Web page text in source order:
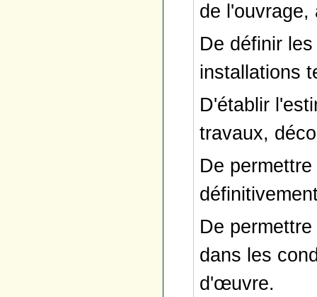
de l'ouvrage,
De définir
installations
D'établir
travaux,
De
De
dans les
d'œuvre.